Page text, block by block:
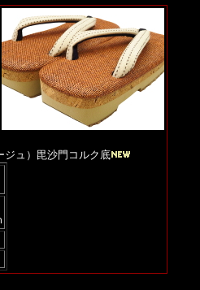
ュ）毘沙門コルク底